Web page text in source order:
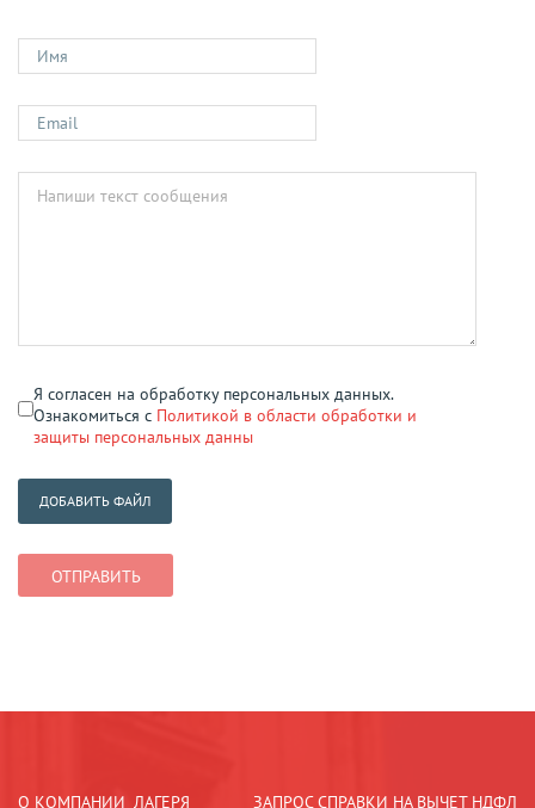
Я согласен на обработку персональных данных.
Ознакомиться с Политикой в области обработки и
защиты персональных данны
ДОБАВИТЬ ФАЙЛ
О КОМПАНИИ ЛАГЕРЯ ЗАПРОС СПРАВКИ НА ВЫЧЕТ НДФЛ